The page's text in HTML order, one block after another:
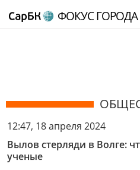
ФОКУС ГОРОДА
12:47, 18 апреля 2024
Вылов стерляди в Волге:
ученые